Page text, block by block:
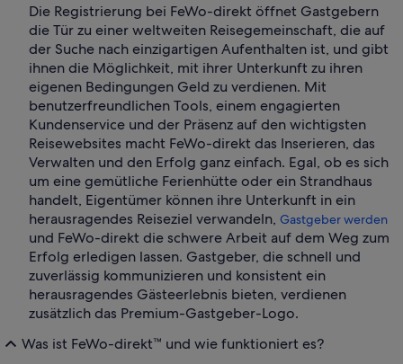
Die Registrierung bei FeWo-direkt öffnet Gastgebern
die Tür zu einer weltweiten Reisegemeinschaft, die auf
der Suche nach einzigartigen Aufenthalten ist, und gibt
ihnen die Möglichkeit, mit ihrer Unterkunft zu ihren
eigenen Bedingungen Geld zu verdienen. Mit
benutzerfreundlichen Tools, einem engagierten
Kundenservice und der Präsenz auf den wichtigsten
Reisewebsites macht FeWo-direkt das Inserieren, das
Verwalten und den Erfolg ganz einfach. Egal, ob es sich
um eine gemütliche Ferienhütte oder ein Strandhaus
handelt, Eigentümer können ihre Unterkunft in ein
herausragendes Reiseziel verwandeln, Gastgeber werden
und FeWo-direkt die schwere Arbeit auf dem Weg zum
Erfolg erledigen lassen. Gastgeber, die schnell und
zuverlässig kommunizieren und konsistent ein
herausragendes Gästeerlebnis bieten, verdienen
zusätzlich das Premium-Gastgeber-Logo.
Was ist FeWo-direkt™ und wie funktioniert es?